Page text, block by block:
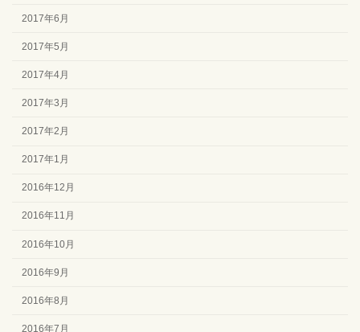
2017年6月
2017年5月
2017年4月
2017年3月
2017年2月
2017年1月
2016年12月
2016年11月
2016年10月
2016年9月
2016年8月
2016年7月